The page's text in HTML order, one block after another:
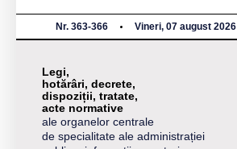
Nr. 363-366 Vineri, 07 august 2026
Legi,
hotărâri, decrete,
dispoziții, tratate,
acte normative
ale organelor centrale
de specialitate ale administrației